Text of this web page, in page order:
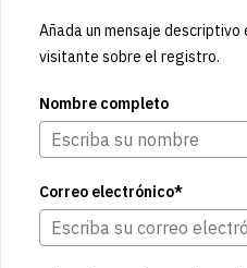
Añada un mensaje descriptivo
visitante sobre el registro.
Nombre completo
Correo electrónico*